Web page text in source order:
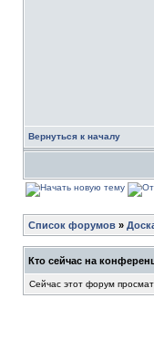
Вернуться к началу
Список форумов »
Кто сейчас на
Сейчас этот форум